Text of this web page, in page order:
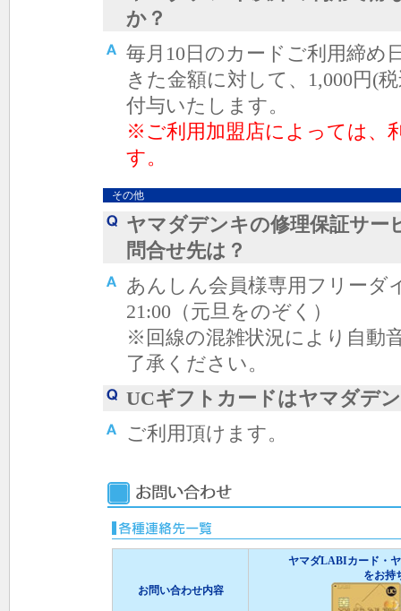
か？
毎月10日のカードご利用締め
きた金額に対して、1,000円(
付与いたします。
※ご利用加盟店によっては、
す。
その他
ヤマダデンキの修理保証サ
問合せ先は？
あんしん会員様専用フリー
21:00（元旦をのぞく）
※回線の混雑状況により自動
了承ください。
UCギフトカードはヤマダデ
ご利用頂けます。
お問い合わせ内容
ヤマダLABIカード・
をお持